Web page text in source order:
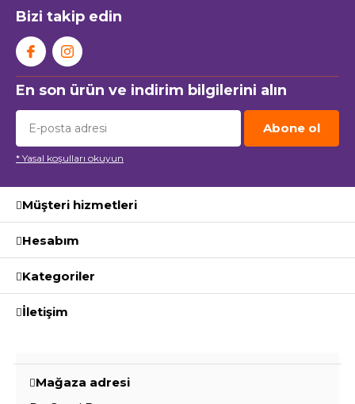
Bizi takip edin
En son ürün ve indirim bilgilerini alın
Abone ol
* Yasal koşulları okuyun
Müşteri hizmetleri
Hesabım
Kategoriler
İletişim
Mağaza adresi